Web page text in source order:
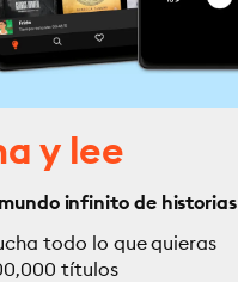
y lee
infinito de historias
todo lo que quieras
títulos